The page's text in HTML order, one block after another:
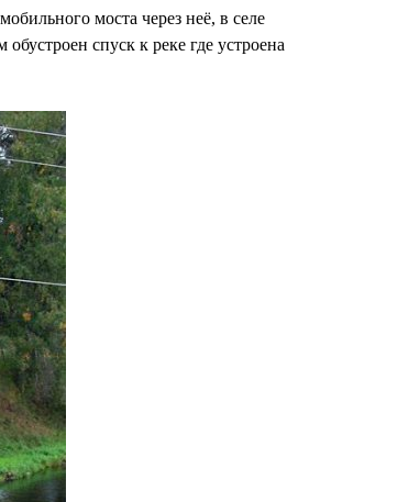
моста через неё, в селе
спуск к реке где устроена